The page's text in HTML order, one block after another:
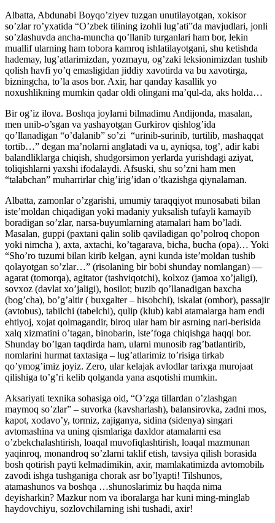
Albatta, Abdunabi Boyqo’ziyev tuzgan unutilayotgan, xokisor
so’zlar ro’yxatida “O’zbek tilining izohli lug’ati”da mavjudlari, jonli
so’zlashuvda ancha-muncha qo’llanib turganlari ham bor, lekin
muallif ularning ham tobora kamroq ishlatilayotgani, shu ketishda
hademay, lug’atlarimizdan, yozmayu, og’zaki leksionimizdan tushib
qolish havfi yo’q emasligidan jiddiy xavotirda va bu xavotirga,
bizningcha, to’la asos bor. Axir, har qanday kasallik yo
noxushlikning mumkin qadar oldi olingani ma’qul-da, aks holda…
Bir og’iz ilova. Boshqa joylarni bilmadimu Andijonda, masalan,
men unib-o’sgan va yashayotgan Gurkirov qishlog’ida
qo’llanadigan “o’dalanib” so’zi “urinib-surinib, turtilib, mashaqqat
tortib…” degan ma’nolarni anglatadi va u, ayniqsa, tog’, adir kabi
balandliklarga chiqish, shudgorsimon yerlarda yurishdagi aziyat,
toliqishlarni yaxshi ifodalaydi. Afsuski, shu so’zni ham men
“talabchan” muharrirlar chig’irig’idan o’tkazishga qiynalaman.
Albatta, zamonlar o’zgarishi, umumiy taraqqiyot munosabati bilan
iste’moldan chiqadigan yoki madaniy yuksalish tufayli kamayib
boradigan so’zlar, narsa-buyumlarning atamalari ham bo’ladi.
Masalan, guppi (paxtani qalin solib qaviladigan qo’polroq chopon
yoki nimcha ), axta, axtachi, ko’tagarava, bicha, bucha (opa)… Yoki
“Sho’ro tuzumi bilan kirib kelgan, ayni kunda iste’moldan tushib
qolayotgan so’zlar…” (risolaning bir bobi shunday nomlangan) —
agarat (tomorqa), agitator (tashviqotchi), kolxoz (jamoa xo’jaligi),
sovxoz (davlat xo’jaligi), hosilot; buzib qo’llanadigan baxcha
(bog’cha), bo’g’altir ( buxgalter – hisobchi), iskalat (ombor), passajir
(avtobus), tabilchi (tabelchi), qulip (klub) kabi atamalarga ham endi
ehtiyoj, xojat qolmagandir, biroq ular ham bir asrning nari-berisida
xalq xizmatini o’tagan, binobarin, iste’foga chiqishga haqqi bor.
Shunday bo’lgan taqdirda ham, ularni munosib rag’batlantirib,
nomlarini hurmat taxtasiga – lug’atlarimiz to’risiga tirkab
qo’ymog’imiz joyiz. Zero, ular kelajak avlodlar tarixga murojaat
qilishiga to’g’ri kelib qolganda yana asqotishi mumkin.
Aksariyati texnika sohasiga oid, “O’zga tillardan o’zlashgan
maymoq so’zlar” – suvorka (kavsharlash), balansirovka, zadni mos,
kapot, xodavo’y, tormiz, zajiganya, sidina (sidenya) singari
avtomashina va uning qismlariga daxldor atamalarni esa
o’zbekchalashtirish, loaqal muvofiqlashtirish, loaqal mazmunan
yaqinroq, monandroq so’zlarni taklif etish, tavsiya qilish borasida
bosh qotirish payti kelmadimikin, axir, mamlakatimizda avtomobilь
zavodi ishga tushganiga chorak asr bo’lyapti! Tilshunos,
atamashunos va boshqa …shunoslarimiz bu haqda nima
deyisharkin? Mazkur nom va iboralarga har kuni ming-minglab
haydovchiyu, sozlovchilarning ishi tushadi, axir!